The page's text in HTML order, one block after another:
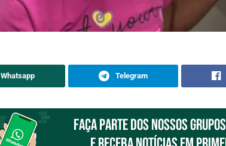
Whatsapp Telegram